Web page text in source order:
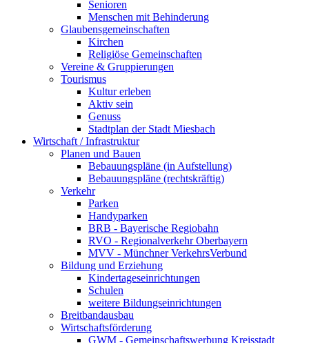
Senioren
Menschen mit Behinderung
Glaubensgemeinschaften
Kirchen
Religiöse Gemeinschaften
Vereine & Gruppierungen
Tourismus
Kultur erleben
Aktiv sein
Genuss
Stadtplan der Stadt Miesbach
Wirtschaft / Infrastruktur
Planen und Bauen
Bebauungspläne (in Aufstellung)
Bebauungspläne (rechtskräftig)
Verkehr
Parken
Handyparken
BRB - Bayerische Regiobahn
RVO - Regionalverkehr Oberbayern
MVV - Münchner VerkehrsVerbund
Bildung und Erziehung
Kindertageseinrichtungen
Schulen
weitere Bildungseinrichtungen
Breitbandausbau
Wirtschaftsförderung
GWM - Gemeinschaftswerbung Kreisstadt